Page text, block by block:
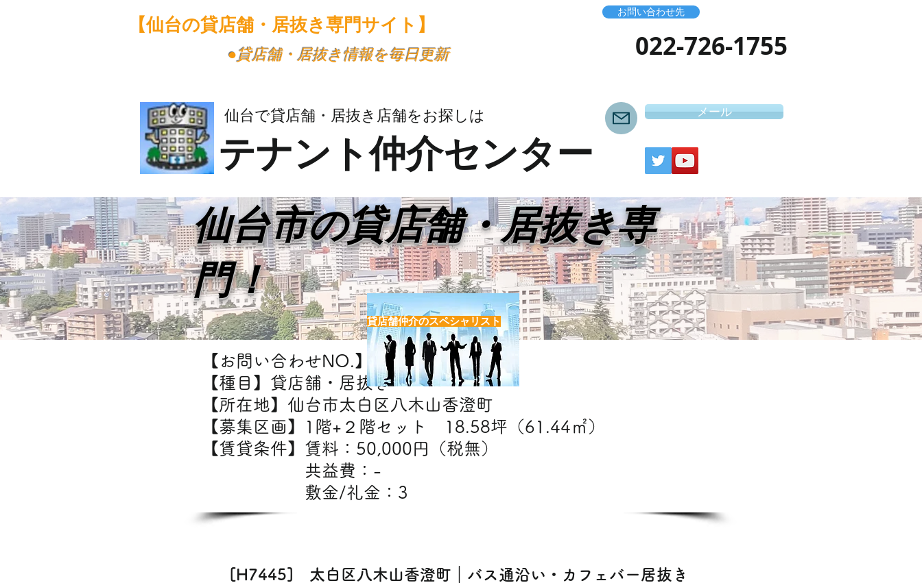
【仙台の貸店舗・居抜き専門サイト】
​●貸店舗・居抜き情報を毎日更新
仙台で貸店舗・居抜き店舗をお探しは
テナント仲介センター
お問い合わせ先
​022-726-1755
メール
【お問い合わせNO.】H7445
【種目】貸店舗・居抜き
【所在地】仙台市太白区八木山香澄町
【募集区画】1階+２階セット 18.58坪（61.44㎡）
【賃貸条件】賃料：50,000円（税無）
共益費：-
敷金/礼金：3
[H7445] 太白区八木山香澄町｜バス通沿い・カフェバー居抜き
​仙台市の貸店舗・居抜き専
門！
貸店舗仲介のスペシャリスト